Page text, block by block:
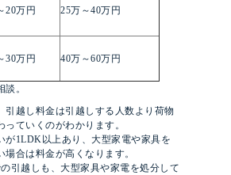
20万円 25万～40万円
30万円 40万～60万円
。
引越し料金は引越しする人数より荷物
ていくのがわかります。
が1LDK以上あり、大型家電や家具を
場合は料金が高くなります。
引越しも、大型家具や家電を処分して